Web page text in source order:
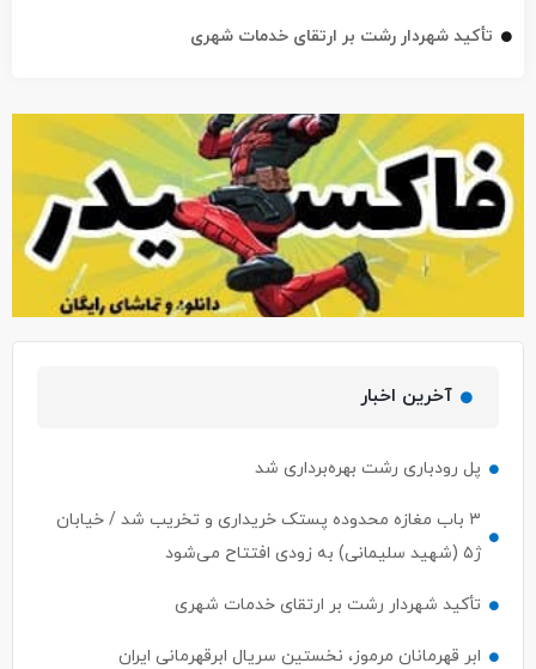
تأکید شهردار رشت بر ارتقای خدمات شهری
آخرین اخبار
پل رودباری رشت بهره‌برداری شد
۳ باب مغازه محدوده پستک خریداری و تخریب شد / خیابان
ژ۵ (شهید سلیمانی) به زودی افتتاح می‌شود
تأکید شهردار رشت بر ارتقای خدمات شهری
ابر قهرمانان مرموز، نخستین سریال ابرقهرمانی ایران